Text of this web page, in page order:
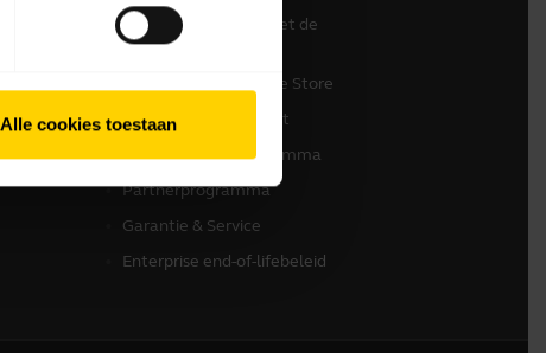
Alle cookies toestaan
Contact opnemen met de
klantenservice
Ondersteuning Online Store
Registreer uw product
Ontwikkelaarsprogramma
Partnerprogramma
Garantie & Service
Enterprise end-of-lifebeleid